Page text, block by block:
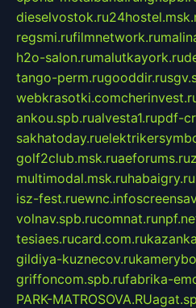
dieselvostok.ru
regsmi.rufilmnetwork.ru
h2o-salon.rumalutkayork.ru
tango-perm.rugooddir.ru
webkrasotki.com
ankou.spb.rualvesta1.rupdf-
sakhatoday.ru
golf2club.msk.ruaeforums.ru
multimodal.msk.ruhabaigry.ru
isz-fest.ruewnc.info
volnav.spb.rucomnat.ru
tesiaes.rucard.com.ru
gildiya-kuznecov.ru
griffoncom.spb.rufabrika-
PARK-MATROSOVA.RU